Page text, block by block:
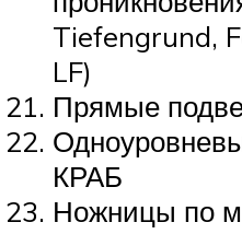
Tiefengrund,
LF)
Прямые
КРАБ
Ножницы по